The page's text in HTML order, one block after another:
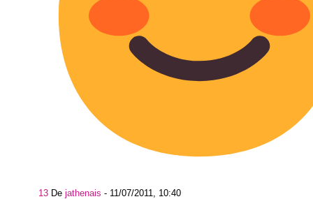
13 De jathenais - 11/07/2011, 10:40